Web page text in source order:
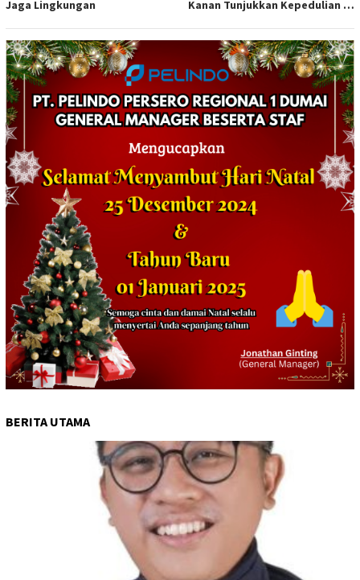
Jaga Lingkungan
Kanan Tunjukkan Kepedulian di
BERITA UTAMA